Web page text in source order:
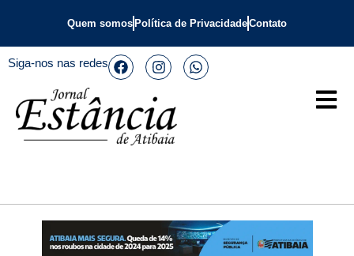
Quem somos Política de PrivacidadeContato
Siga-nos nas redes